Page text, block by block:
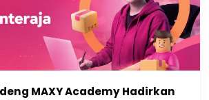
MAXY Academy Hadirkan